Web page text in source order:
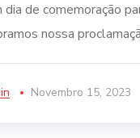
dia de comemoração
nossa
Novembro 15, 2023